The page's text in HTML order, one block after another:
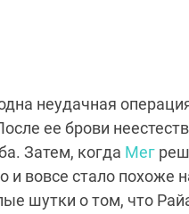
неудачная
ее брови
Затем, когда Мег
и вовсе стало похоже
шутки о том, что